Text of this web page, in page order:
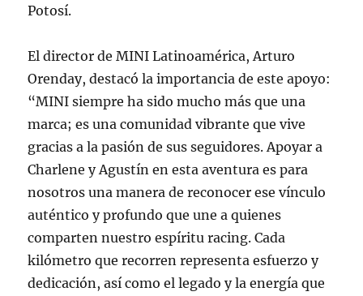
Potosí.
El director de MINI Latinoamérica, Arturo
Orenday, destacó la importancia de este apoyo:
“MINI siempre ha sido mucho más que una
marca; es una comunidad vibrante que vive
gracias a la pasión de sus seguidores. Apoyar a
Charlene y Agustín en esta aventura es para
nosotros una manera de reconocer ese vínculo
auténtico y profundo que une a quienes
comparten nuestro espíritu racing. Cada
kilómetro que recorren representa esfuerzo y
dedicación, así como el legado y la energía que